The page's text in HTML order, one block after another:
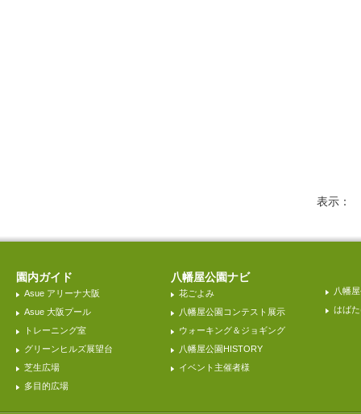
表示：
園内ガイド
Asue アリーナ大阪
Asue 大阪プール
トレーニング室
グリーンヒルズ展望台
芝生広場
多目的広場
八幡屋公園ナビ
花ごよみ
八幡屋公園コンテスト展示
ウォーキング＆ジョギング
八幡屋公園HISTORY
イベント主催者様
八幡
はば